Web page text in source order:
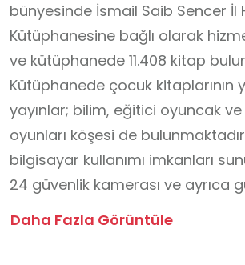
bünyesinde İsmail Saib Sencer İl Halk
Kütüphanesine bağlı olarak
ve kütüphanede 11.408 kitap bulunmaktadır.
Kütüphanede çocuk kitaplarının
yayınlar; bilim, eğitici oyuncak ve bilgisayar
oyunları köşesi de
bilgisayar kullanımı imkanları sunulmaktadır.7-
24 güvenlik kamerası ve ayrıca
personeli mevcuttur. Halk Eğitim
Daha Fazla Görüntüle